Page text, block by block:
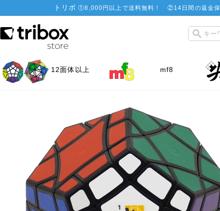
トリボ ①8,000円以上で送料無料！ ②14日間の返金
12面体以上 mf8